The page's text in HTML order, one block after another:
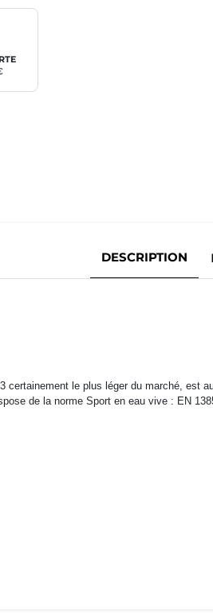
DESCRIPTION
certainement le plus léger du marché,
de la norme Sport en eau vive : EN